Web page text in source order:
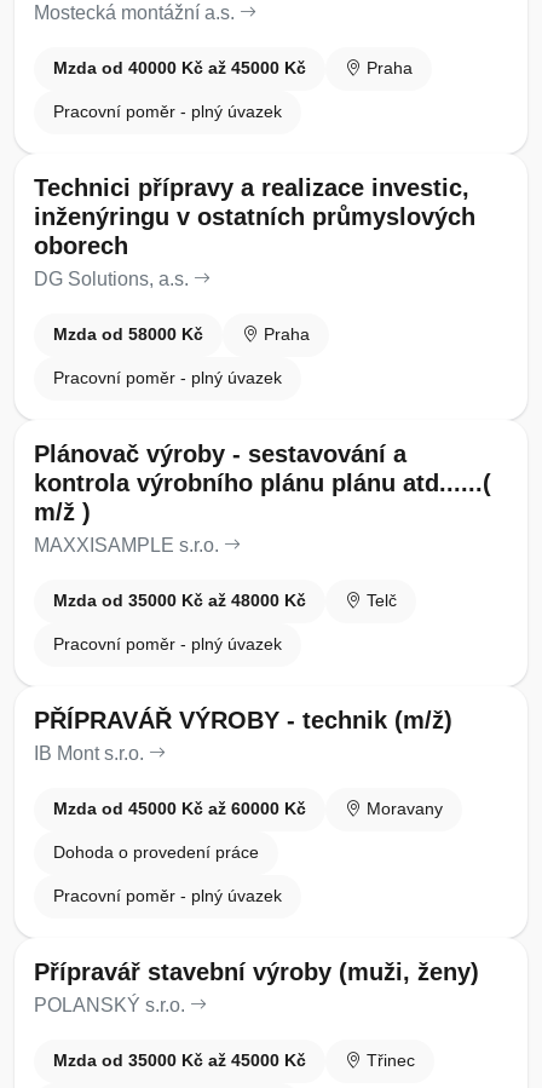
Mostecká montážní a.s.
Mzda od 40000 Kč až 45000 Kč Praha
Pracovní poměr - plný úvazek
Technici přípravy a realizace investic,
inženýringu v ostatních průmyslových
oborech
DG Solutions, a.s.
Mzda od 58000 Kč Praha
Pracovní poměr - plný úvazek
Plánovač výroby - sestavování a
kontrola výrobního plánu plánu atd......(
m/ž )
MAXXISAMPLE s.r.o.
Mzda od 35000 Kč až 48000 Kč Telč
Pracovní poměr - plný úvazek
PŘÍPRAVÁŘ VÝROBY - technik (m/ž)
IB Mont s.r.o.
Mzda od 45000 Kč až 60000 Kč Moravany
Dohoda o provedení práce
Pracovní poměr - plný úvazek
Přípravář stavební výroby (muži, ženy)
POLANSKÝ s.r.o.
Mzda od 35000 Kč až 45000 Kč Třinec